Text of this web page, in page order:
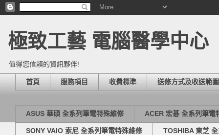
極致工藝 電腦醫學中心
值得您信賴的資訊夥伴!
首頁 服務項目 收費標準 送修方式及收送範圍
ASUS 華碩 全系列筆電特殊維修 ACER 宏碁 全系列筆電
SONY VAIO 索尼 全系列筆電特殊維修 TOSHIBA 東芝